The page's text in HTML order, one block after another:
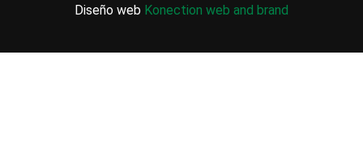
Diseño web Konection web and brand